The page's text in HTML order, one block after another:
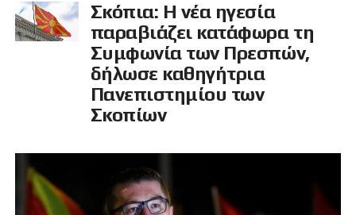
Σκόπια: Η νέα ηγεσία
παραβιάζει κατάφωρα τη
Συμφωνία των Πρεσπών,
δήλωσε καθηγήτρια
Πανεπιστημίου των
Σκοπίων